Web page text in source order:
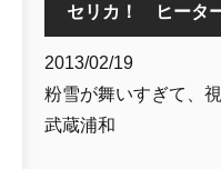
セリカ！ ヒータ
2013/02/19
粉雪が舞いすぎて、
武蔵浦和